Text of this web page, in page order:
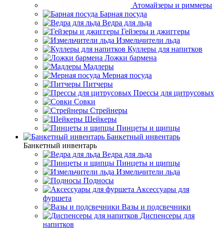
Атомайзеры и риммеры
Барная посуда
Ведра для льда
Гейзеры и джиггеры
Измельчители льда
Куллеры для напитков
Ложки бармена
Мадлеры
Мерная посуда
Питчеры
Прессы для цитрусовых
Совки
Стрейнеры
Шейкеры
Пинцеты и щипцы
Банкетный инвентарь
Банкетный инвентарь
Ведра для льда
Пинцеты и щипцы
Измельчители льда
Подносы
Аксессуары для
фуршета
Вазы и подсвечники
Диспенсеры для
напитков